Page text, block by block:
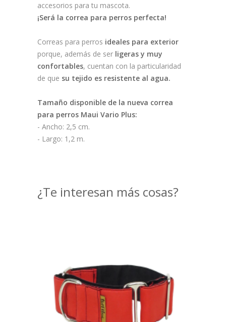
accesorios para tu mascota.
¡Será la correa para perros perfecta!
Correas para perros ideales para exterior
porque, además de ser ligeras y muy
confortables, cuentan con la particularidad
de que su tejido es resistente al agua.
Tamaño disponible de la nueva correa
para perros Maui Vario Plus:
- Ancho: 2,5 cm.
- Largo: 1,2 m.
¿Te interesan más cosas?